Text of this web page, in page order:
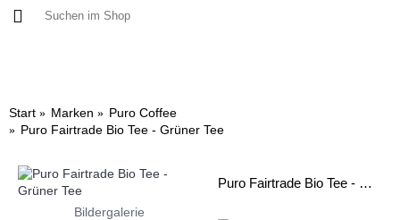
Start Marken
Puro Coffee
Puro Fairtrade Bio Tee - Grüner Tee
Bildergalerie
Puro Fairtrade Bio Tee - Grüner Tee